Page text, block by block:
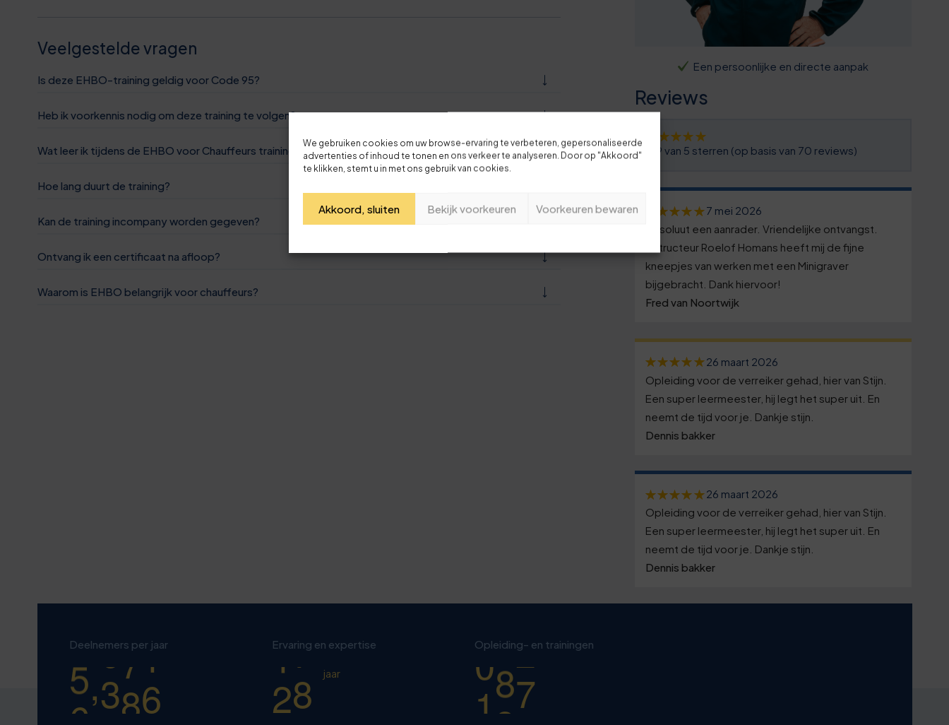
We gebruiken cookies om uw browse-ervaring te verbeteren, gepersonaliseerde
advertenties of inhoud te tonen en ons verkeer te analyseren. Door op "Akkoord"
te klikken, stemt u in met ons gebruik van cookies.
Akkoord, sluiten Bekijk voorkeuren Voorkeuren bewaren
Veelgestelde vragen
Is deze EHBO-training geldig voor Code 95?
Heb ik voorkennis nodig om deze training te volgen?
Wat leer ik tijdens de EHBO voor Chauffeurs training?
Hoe lang duurt de training?
Kan de training incompany worden gegeven?
Ontvang ik een certificaat na afloop?
Waarom is EHBO belangrijk voor chauffeurs?
Een persoonlijke en directe aanpak
Reviews
4,9 van 5 sterren (op basis van 70 reviews)
7 mei 2026
Absoluut een aanrader. Vriendelijke ontvangst.
Instructeur Roelof Homans heeft mij de fijne
kneepjes van werken met een Minigraver
bijgebracht. Dank hiervoor!
Fred van Noortwijk
26 maart 2026
Opleiding voor de verreiker gehad, hier van Stijn.
Een super leermeester, hij legt het super uit. En
neemt de tijd voor je. Dankje stijn.
Dennis bakker
26 maart 2026
Opleiding voor de verreiker gehad, hier van Stijn.
Een super leermeester, hij legt het super uit. En
neemt de tijd voor je. Dankje stijn.
Dennis bakker
Deelnemers per jaar
7
8
9,
0
3
7
0
3
6
9
4
7
0
9
0
1
1
2
3
3
9
0
0
7
2
8
3
8
3
8
0
5
0
Ervaring en expertise
1
2
3
6
7
8
9
8
9
0 jaar
Opleiding- en trainingen
0
1
0
1
2
3
2
3
4
7
2
7
2
8
3
8
Je naam
Deze review is gebaseerd op mijn eigen ervaring.